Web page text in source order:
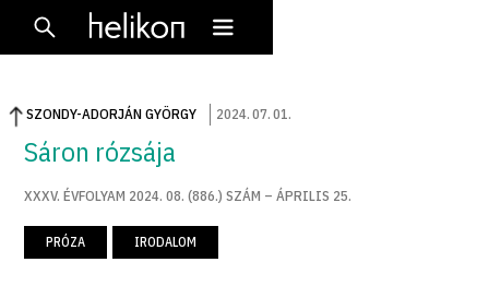
SZONDY-ADORJÁN GYÖRGY 2024.07.01.
Sáron rózsája
XXXV. ÉVFOLYAM 2024. 08. (886.) SZÁM – ÁPRILIS 25.
PRÓZA IRODALOM